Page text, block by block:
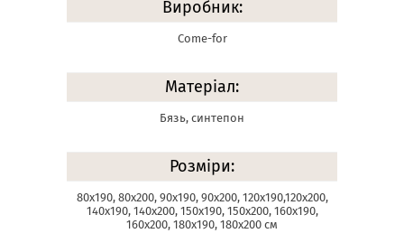
Виробник:
Come-for
Матеріал:
Бязь, синтепон
Розміри:
80х190, 80х200, 90х190, 90х200, 120х190,120х200,
140х190, 140х200, 150х190, 150х200, 160х190,
160х200, 180х190, 180х200 см